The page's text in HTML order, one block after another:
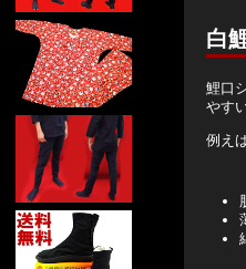
白
鯉口
やす
例え